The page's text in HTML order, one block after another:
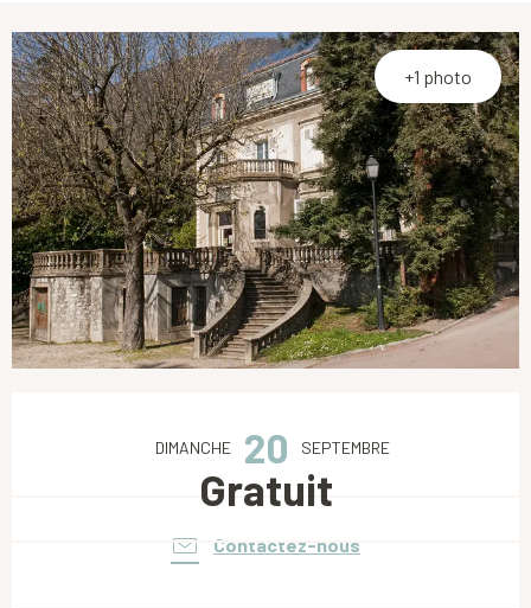
+1 photo
DIMANCHE 20 SEPTEMBRE
Gratuit
Contactez-nous